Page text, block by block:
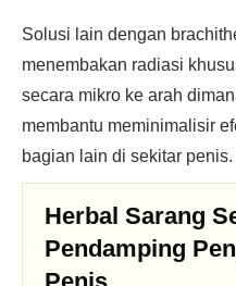
Solusi lain dengan
menembakan radiasi
secara mikro ke arah
membantu meminimalisir
bagian lain di sekitar penis.
Herbal Sarang
Pendamping